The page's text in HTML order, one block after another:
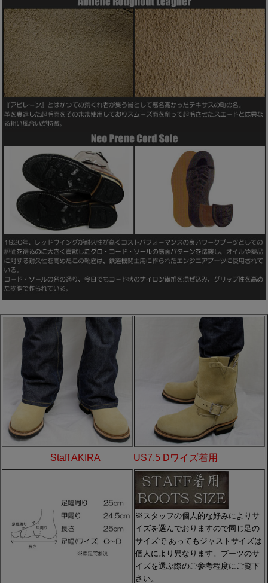
Staff AKIRA US7.5 Dワイズ着用
※スタッフの個人的な好みによりサ
イズを選んでおりますので同じ足の
サイズで あってもジャストサイズは
個人により異なります。ブーツのサ
イズを選ぶ際のご参考程度にご覧下
さい。